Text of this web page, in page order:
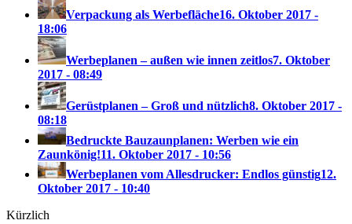
Verpackung als Werbefläche16. Oktober 2017 -
18:06
Werbeplanen – außen wie innen zeitlos7. Oktober
2017 - 08:49
Gerüstplanen – Groß und nützlich8. Oktober 2017 -
08:18
Bedruckte Bauzaunplanen: Werben wie ein
Zaunkönig!11. Oktober 2017 - 10:56
Werbeplanen vom Allesdrucker: Endlos günstig12.
Oktober 2017 - 10:40
Kürzlich